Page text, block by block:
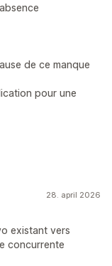
de ce manque
pour une
28. april 2026
existant vers
concurrente